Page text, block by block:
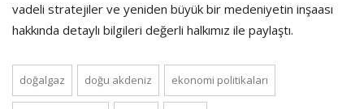
vadeli stratejiler ve yeniden büyük bir medeniyetin inşaası
hakkında detaylı bilgileri değerli halkımız ile paylaştı.
doğalgaz doğu akdeniz ekonomi politikaları